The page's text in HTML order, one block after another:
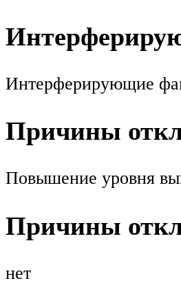
Интерферирующие
Причины
Повышение уровня
Причины
нет